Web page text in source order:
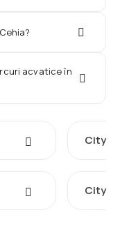
acvatice în
City
City